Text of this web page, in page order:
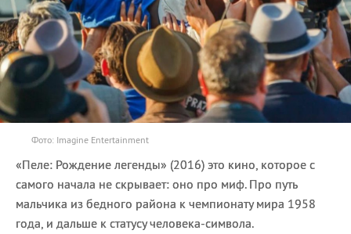
Фото: Imagine Entertainment
«Пеле: Рождение легенды» (2016) это кино, которое с
самого начала не скрывает: оно про миф. Про путь
мальчика из бедного района к чемпионату мира 1958
года, и дальше к статусу человека-символа.